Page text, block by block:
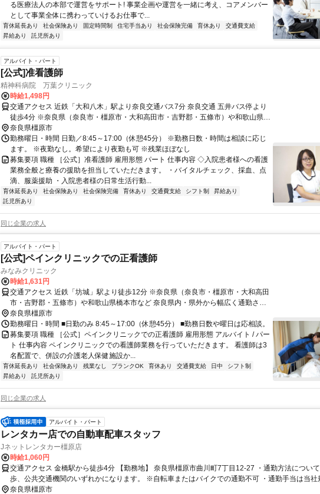
る医療法人の本部で運営をサポート! 事業企画や運営を一緒に考え、コアメンバー
として事業全体に携わっていけるお仕事で...
育休延長あり 社会保険あり 固定時間制 住宅手当あり 社会保険完備 育休あり
交通費支給
昇給あり
託児所あり
アルバイト・パート
[公式]准看護師
精神科病院 万葉クリニック
時給1,498円
交通アクセス 近鉄「大和八木」駅より奈良交通バス7分 奈良交通 五井バス停より
徒歩4分 ※奈良県（奈良市・橿原市・大和高田市・吉野郡・五條市）や和歌山県橋
本市など 奈良県内・県外から幅広く通勤されています。
奈良県橿原市
勤務曜日・時間 日勤／8:45～17:00（休憩45分） ※勤務日数・時間は相談に応じ
ます。 ※夜勤なし。希望により夜勤も可 ※残業ほぼなし
募集要項 職種 ［公式］准看護師 雇用形態 パート 仕事内容 ◇入院患者様への看護
業務全般と療養の援助を担当していただきます。 ・バイタルチェック、採血、点
滴、服薬援助 ・入院患者様の日常生活行動...
育休延長あり 社会保険あり 社会保険完備 育休あり 交通費支給 シフト制
昇給あり
託児所あり
同じ企業の求人
アルバイト・パート
[公式]ペインクリニックでの正看護師
みなみクリニック
時給1,631円
交通アクセス 近鉄「坊城」駅より徒歩12分 ※奈良県（奈良市・橿原市・大和高田
市・吉野郡・五條市）や和歌山県橋本市など 奈良県内・県外から幅広く通勤され
ています。
奈良県橿原市
勤務曜日・時間 ■日勤のみ 8:45～17:00（休憩45分） ■勤務日数や曜日は応相談。
募集要項 職種 ［公式］ペインクリニックでの正看護師 雇用形態 アルバイト / パー
ト 仕事内容 ペインクリニックでの看護師業務を行っていただきます。 看護師は3
名配置で、併設の介護老人保健施設か...
育休延長あり 社会保険あり 残業なし ブランクOK 育休あり 交通費支給 日中
シフト制
昇給あり
託児所あり
同じ企業の求人
アルバイト・パート
レンタカー店での自動車配車スタッフ
Jネットレンタカー橿原店
時給1,060円
交通アクセス 金橋駅から徒歩4分 【勤務地】 奈良県橿原市曲川町7丁目12-27 ・通勤方法については車、徒
歩、公共交通機関のいずれかになります。 ※自転車またはバイクでの通勤不可 ・通勤手当は当社規定による
ガソリン代支給となります。
奈良県橿原市